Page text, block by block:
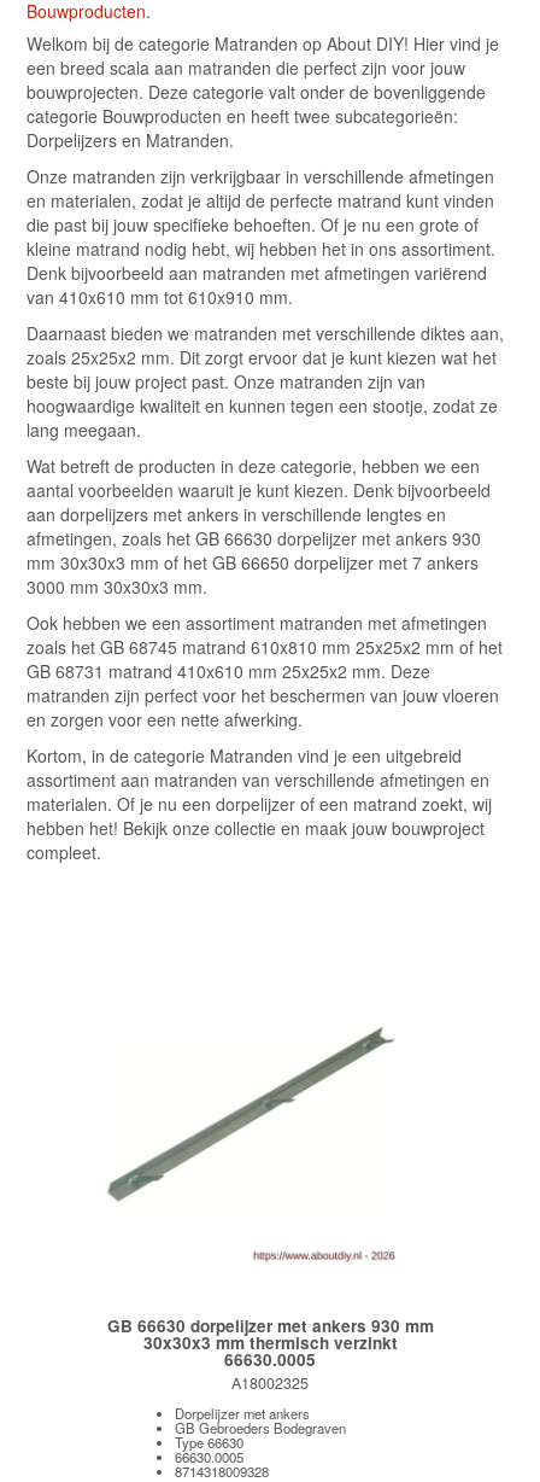
Bouwproducten.
Welkom bij de categorie Matranden op About DIY! Hier vind je
een breed scala aan matranden die perfect zijn voor jouw
bouwprojecten. Deze categorie valt onder de bovenliggende
categorie Bouwproducten en heeft twee subcategorieën:
Dorpelijzers en Matranden.
Onze matranden zijn verkrijgbaar in verschillende afmetingen
en materialen, zodat je altijd de perfecte matrand kunt vinden
die past bij jouw specifieke behoeften. Of je nu een grote of
kleine matrand nodig hebt, wij hebben het in ons assortiment.
Denk bijvoorbeeld aan matranden met afmetingen variërend
van 410x610 mm tot 610x910 mm.
Daarnaast bieden we matranden met verschillende diktes aan,
zoals 25x25x2 mm. Dit zorgt ervoor dat je kunt kiezen wat het
beste bij jouw project past. Onze matranden zijn van
hoogwaardige kwaliteit en kunnen tegen een stootje, zodat ze
lang meegaan.
Wat betreft de producten in deze categorie, hebben we een
aantal voorbeelden waaruit je kunt kiezen. Denk bijvoorbeeld
aan dorpelijzers met ankers in verschillende lengtes en
afmetingen, zoals het GB 66630 dorpelijzer met ankers 930
mm 30x30x3 mm of het GB 66650 dorpelijzer met 7 ankers
3000 mm 30x30x3 mm.
Ook hebben we een assortiment matranden met afmetingen
zoals het GB 68745 matrand 610x810 mm 25x25x2 mm of het
GB 68731 matrand 410x610 mm 25x25x2 mm. Deze
matranden zijn perfect voor het beschermen van jouw vloeren
en zorgen voor een nette afwerking.
Kortom, in de categorie Matranden vind je een uitgebreid
assortiment aan matranden van verschillende afmetingen en
materialen. Of je nu een dorpelijzer of een matrand zoekt, wij
hebben het! Bekijk onze collectie en maak jouw bouwproject
compleet.
GB 66630 dorpelijzer met ankers 930 mm
30x30x3 mm thermisch verzinkt
66630.0005
A18002325
Dorpelijzer met ankers
GB Gebroeders Bodegraven
Type 66630
66630.0005
8714318009328